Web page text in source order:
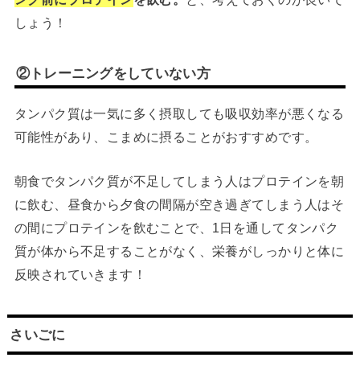
しょう！
②トレーニングをしていない方
タンパク質は一気に多く摂取しても吸収効率が悪くなる
可能性があり、こまめに摂ることがおすすめです。
朝食でタンパク質が不足してしまう人はプロテインを朝
に飲む、昼食から夕食の間隔が空き過ぎてしまう人はそ
の間にプロテインを飲むことで、1日を通してタンパク
質が体から不足することがなく、栄養がしっかりと体に
反映されていきます！
さいごに